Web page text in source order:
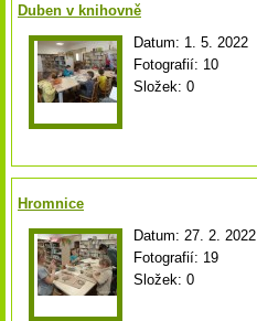
Duben v knihovně
Datum: 1. 5. 2022
Fotografií: 10
Složek: 0
Hromnice
Datum: 27. 2. 2022
Fotografií: 19
Složek: 0